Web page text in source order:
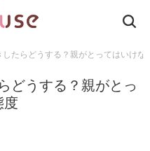
たらどうする？親がとってはいけな
どうする？親がとっ
度